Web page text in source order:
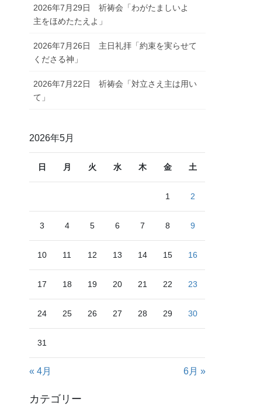
2026年7月29日 祈祷会「わがたましいよ
主をほめたたえよ」
2026年7月26日 主日礼拝「約束を実らせて
くださる神」
2026年7月22日 祈祷会「対立さえ主は用い
て」
2026年5月
日 月 火 水 木 金 土
1 2
3 4 5 6 7 8 9
10 11 12 13 14 15 16
17 18 19 20 21 22 23
24 25 26 27 28 29 30
31
« 4月 6月 »
カテゴリー